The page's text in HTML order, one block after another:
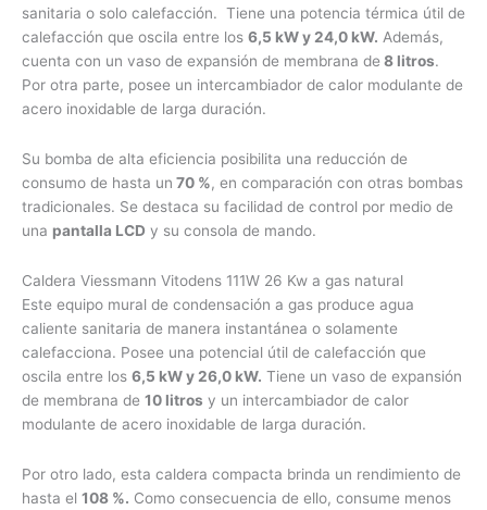
sanitaria o solo calefacción. Tiene una potencia térmica útil de
calefacción que oscila entre los 6,5 kW y 24,0 kW. Además,
cuenta con un vaso de expansión de membrana de 8 litros.
Por otra parte, posee un intercambiador de calor modulante de
acero inoxidable de larga duración.
Su bomba de alta eficiencia posibilita una reducción de
consumo de hasta un 70 %, en comparación con otras bombas
tradicionales. Se destaca su facilidad de control por medio de
una pantalla LCD y su consola de mando.
Caldera Viessmann Vitodens 111W 26 Kw a gas natural
Este equipo mural de condensación a gas produce agua
caliente sanitaria de manera instantánea o solamente
calefacciona. Posee una potencial útil de calefacción que
oscila entre los 6,5 kW y 26,0 kW. Tiene un vaso de expansión
de membrana de 10 litros y un intercambiador de calor
modulante de acero inoxidable de larga duración.
Por otro lado, esta caldera compacta brinda un rendimiento de
hasta el 108 %. Como consecuencia de ello, consume menos